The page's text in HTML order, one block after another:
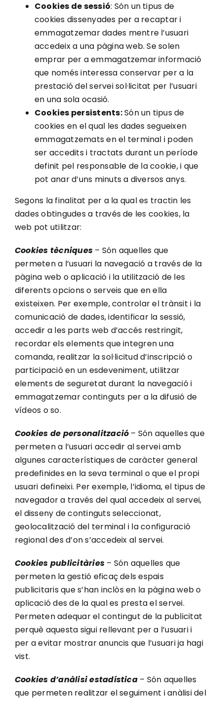
Cookies de sessió: Són un tipus de
cookies dissenyades per a recaptar i
emmagatzemar dades mentre l’usuari
accedeix a una pàgina web. Se solen
emprar per a emmagatzemar informació
que només interessa conservar per a la
prestació del servei sol·licitat per l’usuari
en una sola ocasió.
Cookies persistents:Són un tipus de
cookies en el qual les dades segueixen
emmagatzemats en el terminal i poden
ser accedits i tractats durant un període
definit pel responsable de la cookie, i que
pot anar d’uns minuts a diversos anys.
Segons la finalitat per a la qual es tractin les
dades obtingudes a través de les cookies, la
web pot utilitzar:
Cookies tècniques – Són aquelles que
permeten a l’usuari la navegació a través de la
pàgina web o aplicació i la utilització de les
diferents opcions o serveis que en ella
existeixen. Per exemple, controlar el trànsit i la
comunicació de dades, identificar la sessió,
accedir a les parts web d’accés restringit,
recordar els elements que integren una
comanda, realitzar la sol·licitud d’inscripció o
participació en un esdeveniment, utilitzar
elements de seguretat durant la navegació i
emmagatzemar continguts per a la difusió de
vídeos o so.
Cookies de personalització – Són aquelles que
permeten a l’usuari accedir al servei amb
algunes característiques de caràcter general
predefinides en la seva terminal o que el propi
usuari defineixi. Per exemple, l’idioma, el tipus de
navegador a través del qual accedeix al servei,
el disseny de continguts seleccionat,
geolocalització del terminal i la configuració
regional des d’on s’accedeix al servei.
Cookies publicitàries – Són aquelles que
permeten la gestió eficaç dels espais
publicitaris que s’han inclòs en la pàgina web o
aplicació des de la qual es presta el servei.
Permeten adequar el contingut de la publicitat
perquè aquesta sigui rellevant per a l’usuari i
per a evitar mostrar anuncis que l’usuari ja hagi
vist.
Cookies d’anàlisi estadística– Són aquelles
que permeten realitzar el seguiment i anàlisi del